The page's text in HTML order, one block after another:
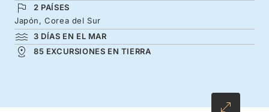
Japón: los templos de Kioto, sus exquisitos
jardines y sus pausados rituales de té.
Continúe hacia el norte a través de huertos y
marisco. Regrese al sur para concluir su viaje
2 PAÍSES
Japón, Corea del Sur
3 DÍAS EN EL MAR
85 EXCURSIONES EN TIERRA